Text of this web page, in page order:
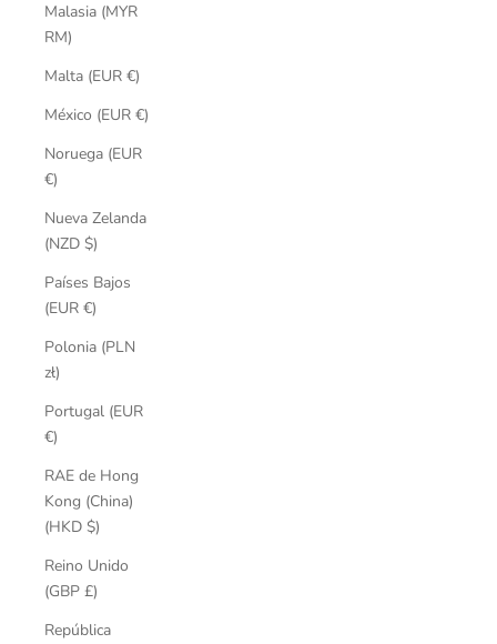
Malasia (MYR
RM)
Malta (EUR €)
México (EUR €)
Noruega (EUR
€)
Nueva Zelanda
(NZD $)
Países Bajos
(EUR €)
Polonia (PLN
zł)
Portugal (EUR
€)
RAE de Hong
Kong (China)
(HKD $)
Reino Unido
(GBP £)
República